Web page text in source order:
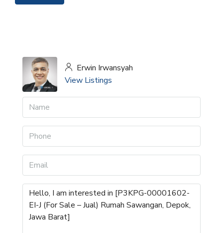
Erwin Irwansyah
View Listings